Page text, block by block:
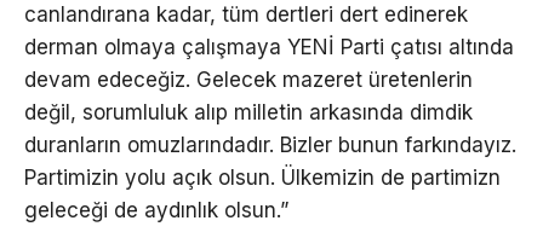
canlandırana kadar, tüm dertleri dert edinerek
derman olmaya çalışmaya YENİ Parti çatısı altında
devam edeceğiz. Gelecek mazeret üretenlerin
değil, sorumluluk alıp milletin arkasında dimdik
duranların omuzlarındadır. Bizler bunun farkındayız.
Partimizin yolu açık olsun. Ülkemizin de partimizn
geleceği de aydınlık olsun.”